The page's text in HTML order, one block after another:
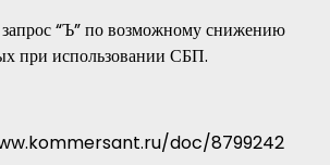
“Ъ” по возможному снижению
при использовании СБП.
doc/8799242